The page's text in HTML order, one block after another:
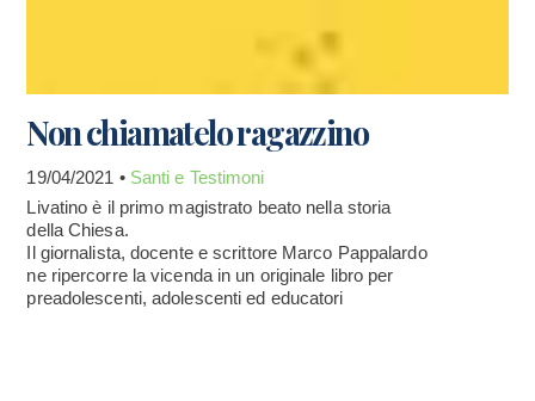
Non chiamatelo ragazzino
19/04/2021 • Santi e Testimoni
Livatino è il primo magistrato beato nella storia
della Chiesa.
Il giornalista, docente e scrittore Marco Pappalardo
ne ripercorre la vicenda in un originale libro per
preadolescenti, adolescenti ed educatori